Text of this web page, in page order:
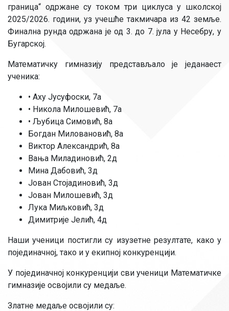
граница“ одржане су током три циклуса у школској
2025/2026. години, уз учешће такмичара из 42 земље.
Финална рунда одржана је од 3. до 7. јула у Несебру, у
Бугарској.
Математичку гимназију представљало је једанаест
ученика:
• Аху Јусуфоски, 7а
• Никола Милошевић, 7а
• Љубица Симовић, 8а
Богдан Миловановић, 8а
Виктор Александрић, 8а
Вања Миладиновић, 2д
Мина Дабовић, 3д
Јован Стојадиновић, 3д
Јован Милошевић, 3д
Лука Миљковић, 3д
Димитрије Јелић, 4д
Наши ученици постигли су изузетне резултате, како у
појединачној, тако и у екипној конкуренцији.
У појединачној конкуренцији сви ученици Математичке
гимназије освојили су медаље.
Златне медаље освојили су: